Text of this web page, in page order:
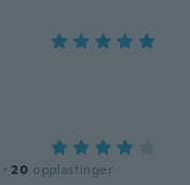
· 20 opplastinger